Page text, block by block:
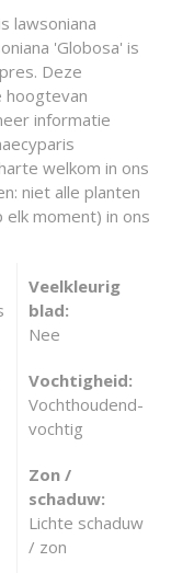
lawsoniana
'Globosa' is
Deze
hoogtevan
informatie
welkom in ons
niet alle planten
moment) in ons
Veelkleurig
blad:
Nee
Vochtigheid:
Vochthoudend-
vochtig
Zon /
schaduw:
Lichte schaduw
/ zon